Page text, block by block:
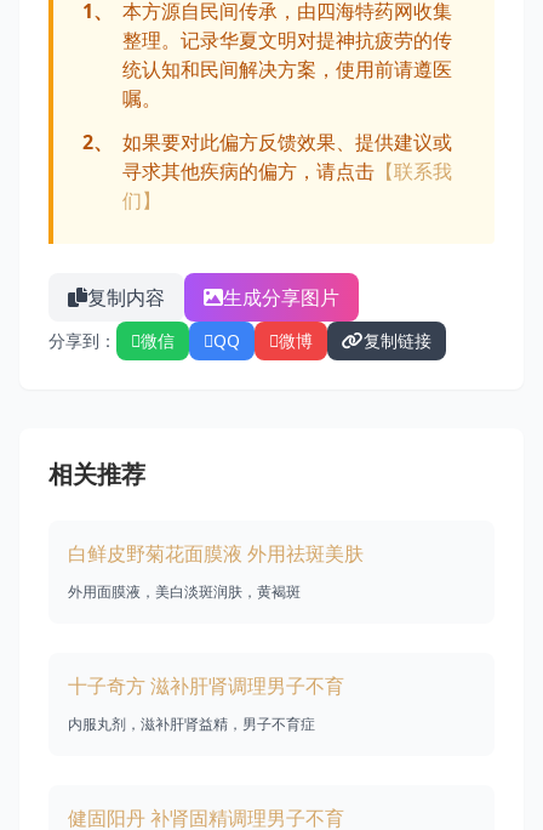
1、
本方源自民间传承，由四海特药网收集
整理。记录华夏文明对提神抗疲劳的传
统认知和民间解决方案，使用前请遵医
嘱。
2、
如果要对此偏方反馈效果、提供建议或
寻求其他疾病的偏方，请点击 【联系我
们】
复制内容 生成分享图片
分享到： 微信 QQ 微博 复制链接
相关推荐
白鲜皮野菊花面膜液 外用祛斑美肤
外用面膜液，美白淡斑润肤，黄褐斑
十子奇方 滋补肝肾调理男子不育
内服丸剂，滋补肝肾益精，男子不育症
健固阳丹 补肾固精调理男子不育